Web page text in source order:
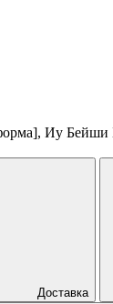
Иу
Доставка